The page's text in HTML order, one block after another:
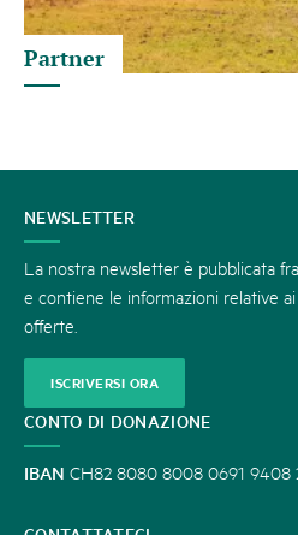
Partner
CONTATTATECI
NEWSLETTER
La nostra newsletter è pubblicata
e contiene le informazioni relative
offerte.
ISCRIVERSI ORA
CONTO DI DONAZIONE
IBAN CH82 8080 8008 0691 9408